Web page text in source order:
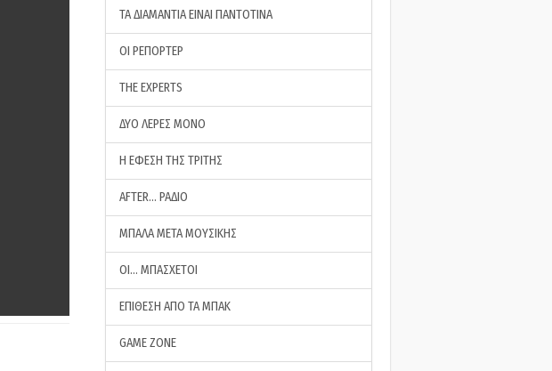
ΤΑ ΔΙΑΜΑΝΤΙΑ ΕΙΝΑΙ ΠΑΝΤΟΤΙΝΑ
ΟΙ ΡΕΠΟΡΤΕΡ
THE EXPERTS
ΔΥΟ ΛΕΡΕΣ ΜΟΝΟ
Η ΕΦΕΣΗ ΤΗΣ ΤΡΙΤΗΣ
AFTER… ΡΑΔΙΟ
ΜΠΑΛΑ ΜΕΤΑ ΜΟΥΣΙΚΗΣ
ΟΙ… ΜΠΑΣΧΕΤΟΙ
ΕΠΙΘΕΣΗ ΑΠΟ ΤΑ ΜΠΑΚ
GAME ZONE